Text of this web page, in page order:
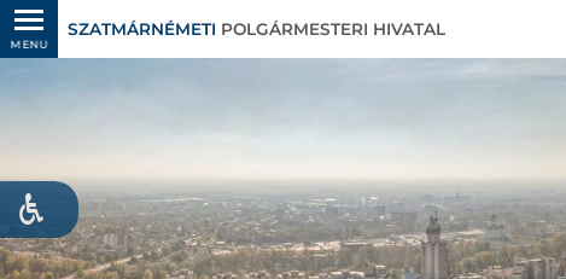
MENU
SZATMÁRNÉMETI POLGÁRMESTERI HIVATAL